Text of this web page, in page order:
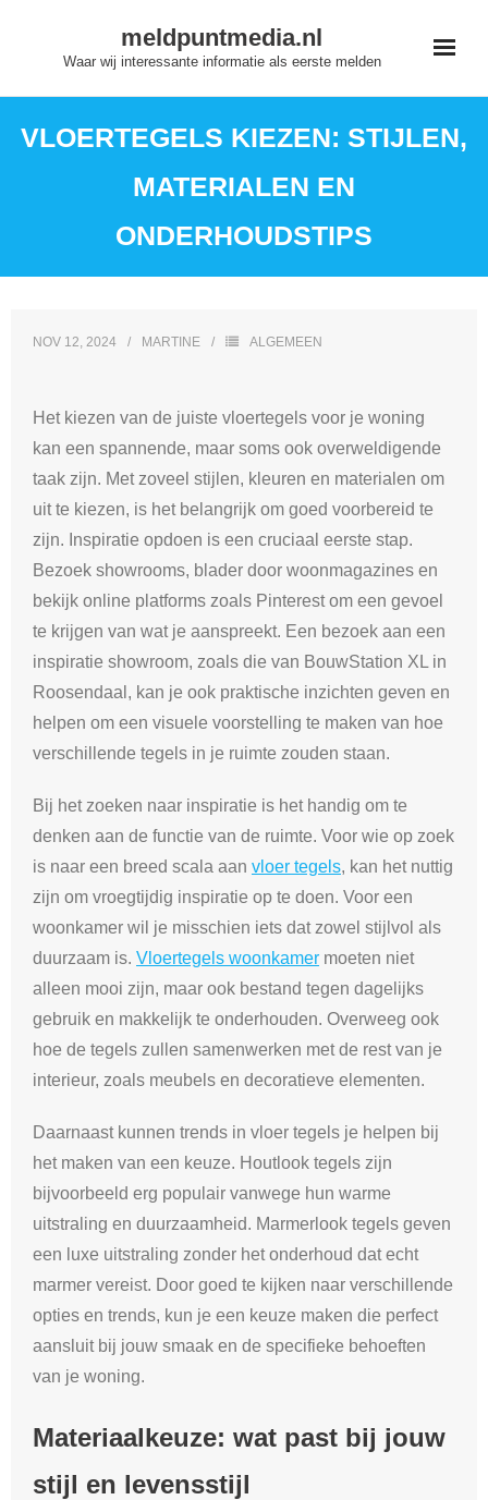
meldpuntmedia.nl
Waar wij interessante informatie als eerste melden
VLOERTEGELS KIEZEN: STIJLEN,
MATERIALEN EN
ONDERHOUDSTIPS
NOV 12, 2024 MARTINE ALGEMEEN
Het kiezen van de juiste vloertegels voor je woning
kan een spannende, maar soms ook overweldigende
taak zijn. Met zoveel stijlen, kleuren en materialen om
uit te kiezen, is het belangrijk om goed voorbereid te
zijn. Inspiratie opdoen is een cruciaal eerste stap.
Bezoek showrooms, blader door woonmagazines en
bekijk online platforms zoals Pinterest om een gevoel
te krijgen van wat je aanspreekt. Een bezoek aan een
inspiratie showroom, zoals die van BouwStation XL in
Roosendaal, kan je ook praktische inzichten geven en
helpen om een visuele voorstelling te maken van hoe
verschillende tegels in je ruimte zouden staan.
Bij het zoeken naar inspiratie is het handig om te
denken aan de functie van de ruimte. Voor wie op zoek
is naar een breed scala aan vloer tegels, kan het nuttig
zijn om vroegtijdig inspiratie op te doen. Voor een
woonkamer wil je misschien iets dat zowel stijlvol als
duurzaam is. Vloertegels woonkamer moeten niet
alleen mooi zijn, maar ook bestand tegen dagelijks
gebruik en makkelijk te onderhouden. Overweeg ook
hoe de tegels zullen samenwerken met de rest van je
interieur, zoals meubels en decoratieve elementen.
Daarnaast kunnen trends in vloer tegels je helpen bij
het maken van een keuze. Houtlook tegels zijn
bijvoorbeeld erg populair vanwege hun warme
uitstraling en duurzaamheid. Marmerlook tegels geven
een luxe uitstraling zonder het onderhoud dat echt
marmer vereist. Door goed te kijken naar verschillende
opties en trends, kun je een keuze maken die perfect
aansluit bij jouw smaak en de specifieke behoeften
van je woning.
Materiaalkeuze: wat past bij jouw
stijl en levensstijl